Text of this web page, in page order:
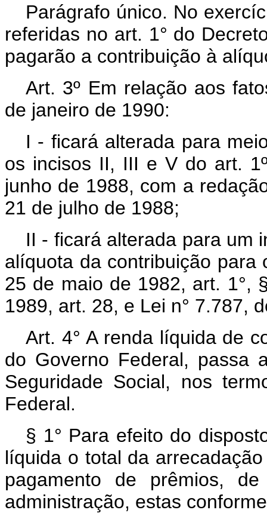
Parágrafo único. No
referidas no art. 1° do
pagarão a contribuição à
Art. 3º Em relação aos
de janeiro de 1990:
I - ficará alterada para
os incisos II, III e V do art.
junho de 1988, com a
21 de julho de 1988;
II - ficará alterada para um
alíquota da contribuição para
25 de maio de 1982, art. 1°,
1989, art. 28, e Lei n° 7.787,
Art. 4° A renda líquida de
do Governo Federal, passa
Seguridade Social, nos
Federal.
§ 1° Para efeito do
líquida o total da
pagamento de prêmios,
administração, estas